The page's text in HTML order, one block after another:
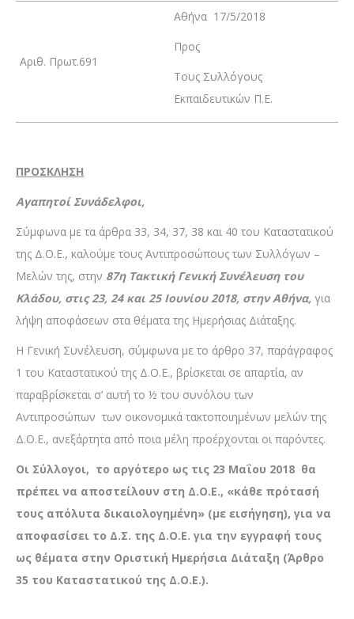
Αριθ. Πρωτ.691
Αθήνα 17/5/2018
Προς
Τους Συλλόγους
Εκπαιδευτικών Π.Ε.
ΠΡΟΣΚΛΗΣΗ
Αγαπητοί Συνάδελφοι,
Σύμφωνα με τα άρθρα 33, 34, 37, 38 και 40 του Καταστατικού
της Δ.Ο.Ε., καλούμε τους Αντιπροσώπους των Συλλόγων –
Μελών της, στην 87η Τακτική Γενική Συνέλευση του
Κλάδου, στις 23, 24 και 25 Ιουνίου 2018, στην Αθήνα, για
λήψη αποφάσεων στα θέματα της Ημερήσιας Διάταξης.
Η Γενική Συνέλευση, σύμφωνα με το άρθρο 37, παράγραφος
1 του Καταστατικού της Δ.Ο.Ε., βρίσκεται σε απαρτία, αν
παραβρίσκεται σ’ αυτή το ½ του συνόλου των
Αντιπροσώπων των οικονομικά τακτοποιημένων μελών της
Δ.Ο.Ε., ανεξάρτητα από ποια μέλη προέρχονται οι παρόντες.
Οι Σύλλογοι, το αργότερο ως τις 23 Μαΐου 2018 θα
πρέπει να αποστείλουν στη Δ.Ο.Ε., «κάθε πρότασή
τους απόλυτα δικαιολογημένη» (με εισήγηση), για να
αποφασίσει το Δ.Σ. της Δ.Ο.Ε. για την εγγραφή τους
ως θέματα στην Οριστική Ημερήσια Διάταξη (Άρθρο
35 του Καταστατικού της Δ.Ο.Ε.).